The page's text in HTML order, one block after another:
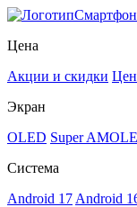
Цена
Акции и скидки
Экран
OLED Super
Система
Android 17 Android